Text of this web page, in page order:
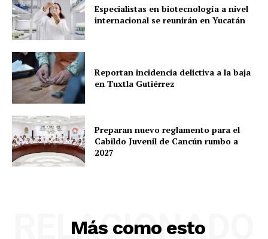
Luces
Del Siglo
Especialistas en biotecnología a nivel
internacional se reunirán en Yucatán
Reportan incidencia delictiva a la baja
en Tuxtla Gutiérrez
Preparan nuevo reglamento para el
Cabildo Juvenil de Cancún rumbo a
2027
Más como esto
RELACIONADO